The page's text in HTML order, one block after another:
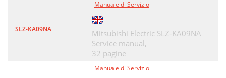
SLZ-KA09NA
Manuale di Servizio
Mitsubishi Electric SLZ-KA09NA
Service manual,
32 pagine
Manuale di Servizio